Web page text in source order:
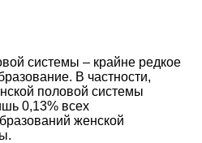
системы – крайне редкое
В частности,
половой системы
0,13% всех
женской